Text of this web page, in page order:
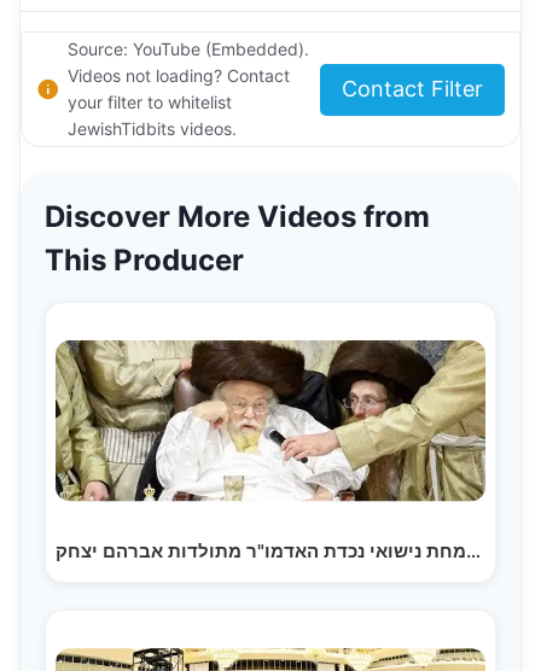
Source: YouTube (Embedded).
Videos not loading? Contact
your filter to whitelist
JewishTidbits videos.
Contact Filter
Discover More Videos from
This Producer
שמחת נישואי נכדת האדמו"ר מתולדות אברהם יצחק |…